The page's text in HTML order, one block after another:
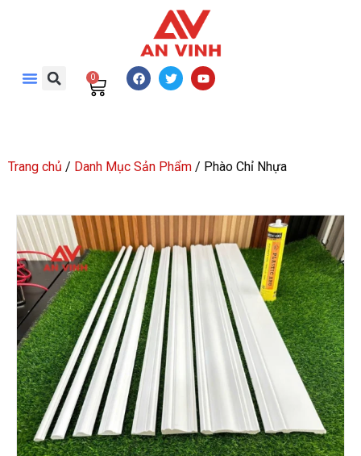
0
Trang chủ / Danh Mục Sản Phẩm / Phào Chỉ Nhựa